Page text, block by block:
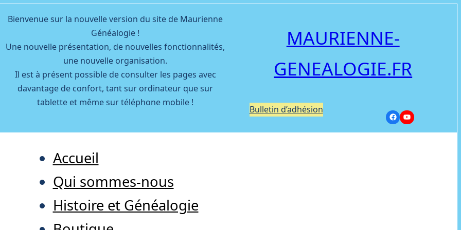
Bienvenue sur la nouvelle version du site de Maurienne
Généalogie !
Une nouvelle présentation, de nouvelles fonctionnalités,
une nouvelle organisation.
Il est à présent possible de consulter les pages avec
davantage de confort, tant sur ordinateur que sur
tablette et même sur téléphone mobile !
MAURIENNE-
GENEALOGIE.FR
Bulletin d’adhésion
Accueil
Qui sommes-nous
Histoire et Généalogie